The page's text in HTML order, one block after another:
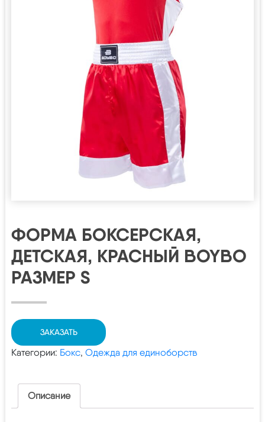
ФОРМА БОКСЕРСКАЯ,
ДЕТСКАЯ, КРАСНЫЙ BOYBO
РАЗМЕР S
ЗАКАЗАТЬ
Категории: Бокс, Одежда для единоборств
Описание